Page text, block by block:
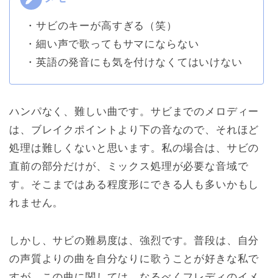
・サビのキーが高すぎる（笑）
・細い声で歌ってもサマにならない
・英語の発音にも気を付けなくてはいけない
ハンパなく、難しい曲です。サビまでのメロディー
は、ブレイクポイントより下の音なので、それほど
処理は難しくないと思います。私の場合は、サビの
直前の部分だけが、ミックス処理が必要な音域で
す。そこまではある程度形にできる人も多いかもし
れません。
しかし、サビの難易度は、強烈です。普段は、自分
の声質よりの曲を自分なりに歌うことが好きな私で